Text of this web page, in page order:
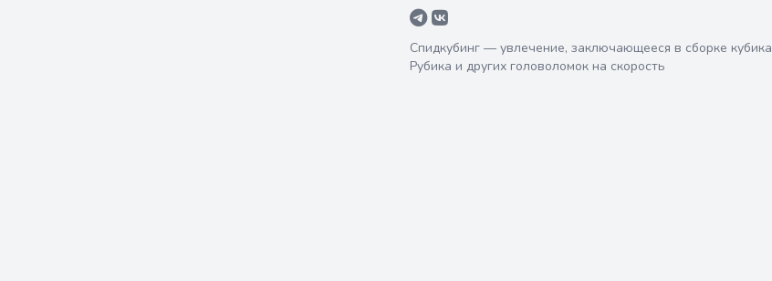
Спидкубинг — увлечение, заключающееся в сборке кубика
Рубика и других головоломок на скорость